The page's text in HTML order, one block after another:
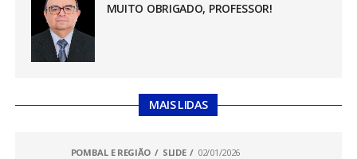
MUITO OBRIGADO, PROFESSOR!
MAIS LIDAS
POMBAL E REGIÃO SLIDE 02/01/2026